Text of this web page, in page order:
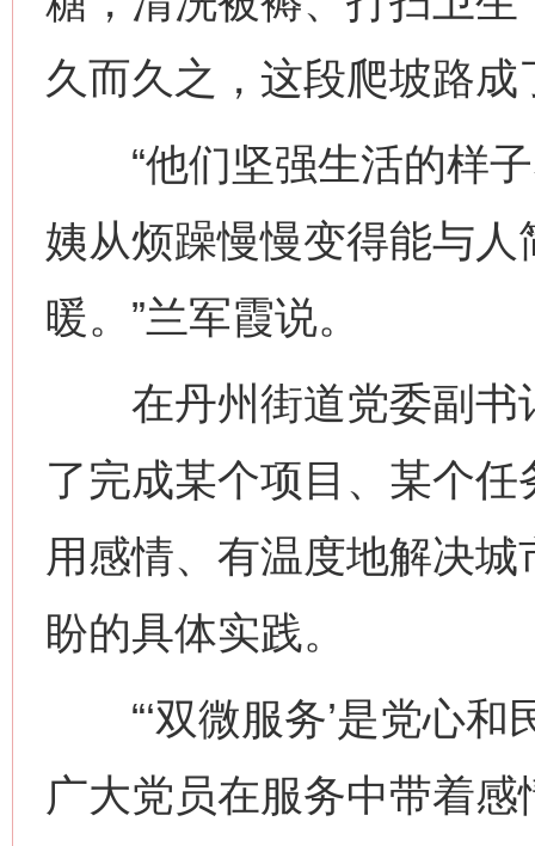
久而久之，这段爬坡路
“他们坚强生活的样子
姨从烦躁慢慢变得能与
暖。”兰军霞说。
在丹州街道党委副书
了完成某个项目、某个
用感情、有温度地解决城
盼的具体实践。
“‘双微服务’是党心和
广大党员在服务中带着